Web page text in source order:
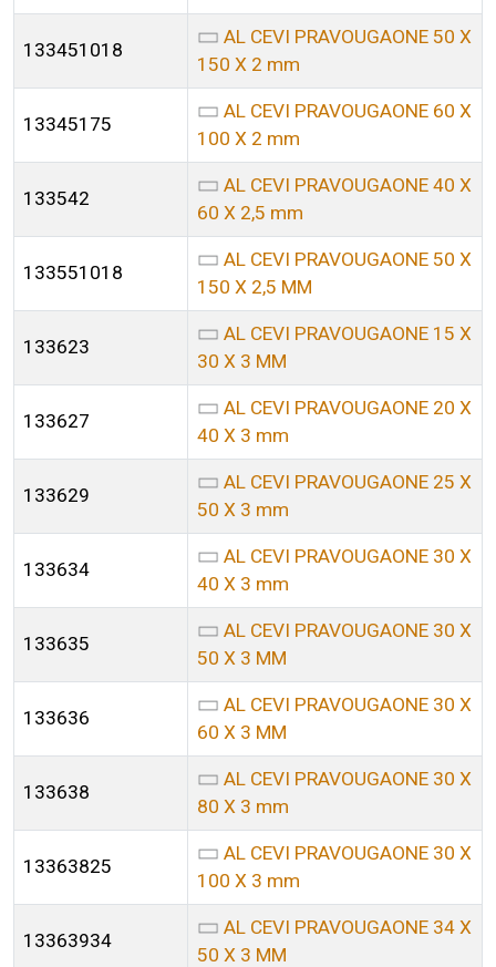
133451018
AL CEVI PRAVOUGAONE 50 X
150 X 2 mm
13345175
AL CEVI PRAVOUGAONE 60 X
100 X 2 mm
133542
AL CEVI PRAVOUGAONE 40 X
60 X 2,5 mm
133551018
AL CEVI PRAVOUGAONE 50 X
150 X 2,5 MM
133623
AL CEVI PRAVOUGAONE 15 X
30 X 3 MM
133627
AL CEVI PRAVOUGAONE 20 X
40 X 3 mm
133629
AL CEVI PRAVOUGAONE 25 X
50 X 3 mm
133634
AL CEVI PRAVOUGAONE 30 X
40 X 3 mm
133635
AL CEVI PRAVOUGAONE 30 X
50 X 3 MM
133636
AL CEVI PRAVOUGAONE 30 X
60 X 3 MM
133638
AL CEVI PRAVOUGAONE 30 X
80 X 3 mm
13363825
AL CEVI PRAVOUGAONE 30 X
100 X 3 mm
13363934
AL CEVI PRAVOUGAONE 34 X
50 X 3 MM